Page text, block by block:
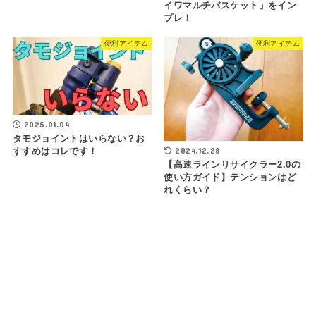
イワマルチバスケット」をイン
プレ！
便利アイテム
2025.01.04
タモジョイントはいらない？お
すすめはコレです！
便利アイテム
2024.12.28
【高速ラインリサイクラー2.0の
使い方ガイド】テンションはど
れくらい？